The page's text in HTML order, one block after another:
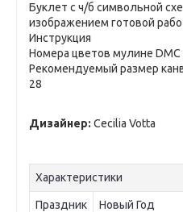
Буклет с ч/б символьной
изображением готовой
Инструкция
Номера цветов мулине DMC
Рекомендуемый размер
28
Дизайнер: Cecilia Votta
Характеристики
Праздник Новый Год